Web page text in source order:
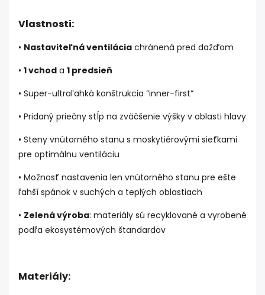
Vlastnosti:
• Nastaviteľná ventilácia chránená pred dažďom
• 1 vchod a 1 predsieň
• Super-ultraľahká konštrukcia “inner-first”
• Pridaný priečny stĺp na zväčšenie výšky v oblasti hlavy
• Steny vnútorného stanu s moskytiérovými sieťkami
pre optimálnu ventiláciu
• Možnosť nastavenia len vnútorného stanu pre ešte
ľahší spánok v suchých a teplých oblastiach
• Zelená výroba: materiály sú recyklované a vyrobené
podľa ekosystémových štandardov
Materiály: